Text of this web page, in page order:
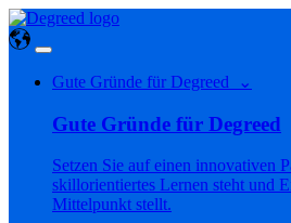
Gute Gründe für Degreed ⌄
Gute Gründe für Degreed
Setzen Sie auf einen innovativen
skillorientiertes Lernen steht und
Mittelpunkt stellt.